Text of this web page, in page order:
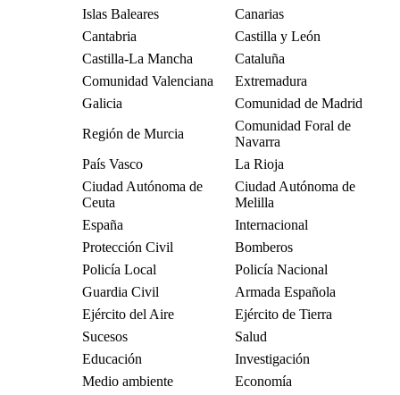
Islas Baleares
Canarias
Cantabria
Castilla y León
Castilla-La Mancha
Cataluña
Comunidad Valenciana
Extremadura
Galicia
Comunidad de Madrid
Región de Murcia
Comunidad Foral de
Navarra
País Vasco
La Rioja
Ciudad Autónoma de
Ceuta
Ciudad Autónoma de
Melilla
España
Internacional
Protección Civil
Bomberos
Policía Local
Policía Nacional
Guardia Civil
Armada Española
Ejército del Aire
Ejército de Tierra
Sucesos
Salud
Educación
Investigación
Medio ambiente
Economía